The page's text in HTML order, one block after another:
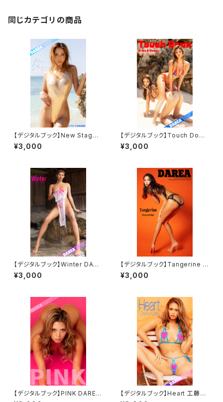
同じカテゴリの商品
【デジタルブック】New Stage
DAREA Dream Factory Mag
azine
¥3,000
【デジタルブック】Touch Down
DAREA Dream Factory Mag
azine
¥3,000
【デジタルブック】Winter DARE
A Dream Factory Magazine
¥3,000
【デジタルブック】Tangerine D
AREA Dream Factory Maga
zine
¥3,000
【デジタルブック】PINK DAREA
【デジタルブック】Heart 工藤え